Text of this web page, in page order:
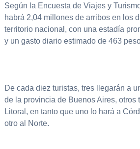
Según la Encuesta de Viajes y
habrá 2,04 millones de arribos en los
territorio nacional, con una estadía
y un gasto diario estimado de 463
De cada diez turistas, tres llegarán a
de la provincia de Buenos Aires, otros
Litoral, en tanto que uno lo hará a
otro al Norte.